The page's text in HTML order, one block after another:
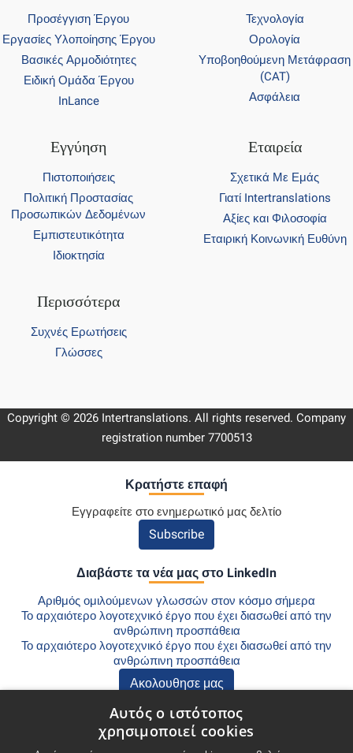
Προσέγγιση Έργου
Εργασίες Υλοποίησης Έργου
Βασικές Αρμοδιότητες
Ειδική Ομάδα Έργου
InLance
Τεχνολογία
Ορολογία
Υποβοηθούμενη Μετάφραση
(CAT)
Ασφάλεια
Εγγύηση
Πιστοποιήσεις
Πολιτική Προστασίας
Προσωπικών Δεδομένων
Εμπιστευτικότητα
Ιδιοκτησία
Εταιρεία
Σχετικά Με Εμάς
Γιατί Intertranslations
Αξίες και Φιλοσοφία
Εταιρική Κοινωνική Ευθύνη
Περισσότερα
Συχνές Ερωτήσεις
Γλώσσες
Copyright © 2026 Intertranslations. All rights reserved. Company
registration number 7700513
Κρατήστε επαφή
Εγγραφείτε στο ενημερωτικό μας δελτίο
Subscribe
Διαβάστε τα νέα μας στο LinkedIn
Αριθμός ομιλούμενων γλωσσών στον κόσμο σήμερα
Το αρχαιότερο λογοτεχνικό έργο που έχει διασωθεί από την
ανθρώπινη προσπάθεια
Το αρχαιότερο λογοτεχνικό έργο που έχει διασωθεί από την
ανθρώπινη προσπάθεια
Ακολουθησε μας
Ανακαλύψτε το Blog μας
Αυτός ο ιστότοπος
χρησιμοποιεί cookies